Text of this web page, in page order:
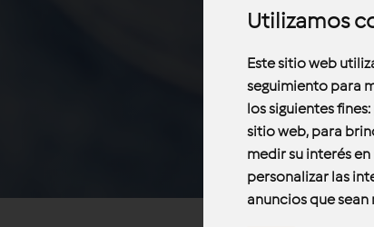
Utilizamos
Este sitio web
seguimiento para
los siguientes fines:
sitio web, para
medir su interés
personalizar las
anuncios que